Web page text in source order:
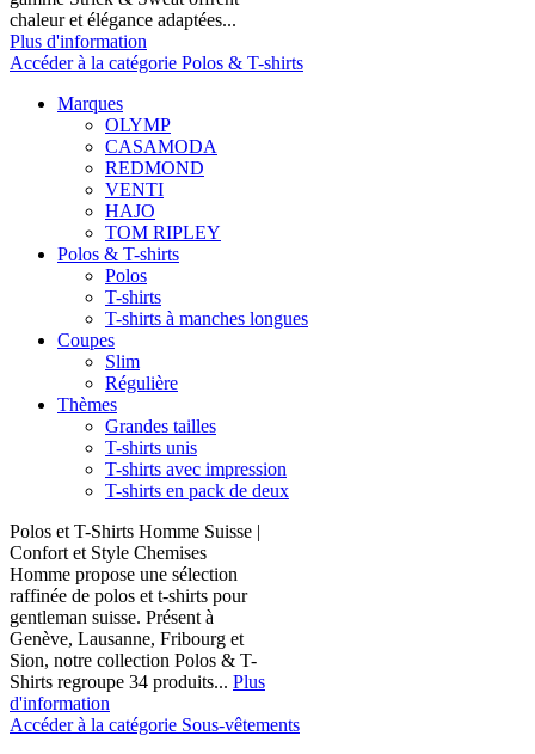
chaleur et élégance adaptées...
Plus d'information
Accéder à la catégorie Polos & T-shirts
Marques
OLYMP
CASAMODA
REDMOND
VENTI
HAJO
TOM RIPLEY
Polos & T-shirts
Polos
T-shirts
T-shirts à manches longues
Coupes
Slim
Régulière
Thèmes
Grandes tailles
T-shirts unis
T-shirts avec impression
T-shirts en pack de deux
Polos et T-Shirts Homme Suisse |
Confort et Style Chemises
Homme propose une sélection
raffinée de polos et t-shirts pour
gentleman suisse. Présent à
Genève, Lausanne, Fribourg et
Sion, notre collection Polos & T-
Shirts regroupe 34 produits... Plus
d'information
Accéder à la catégorie Sous-vêtements